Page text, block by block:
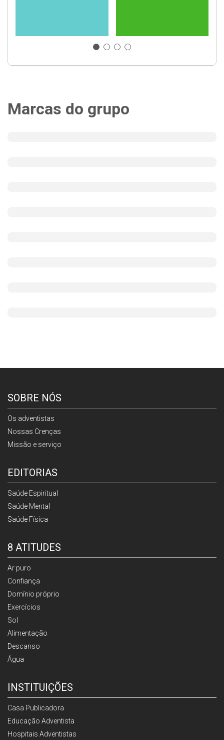
Marcas do grupo
SOBRE NÓS
Os adventistas
Nossas Crenças
Missão e serviço
EDITORIAS
Saúde Espiritual
Saúde Mental
Saúde Física
8 ATITUDES
Ar puro
Confiança
Domínio próprio
Exercícios
Sol
Alimentação
Descanso
Água
INSTITUIÇÕES
Casa Publicadora
Educação Adventista
Hospitais Adventistas